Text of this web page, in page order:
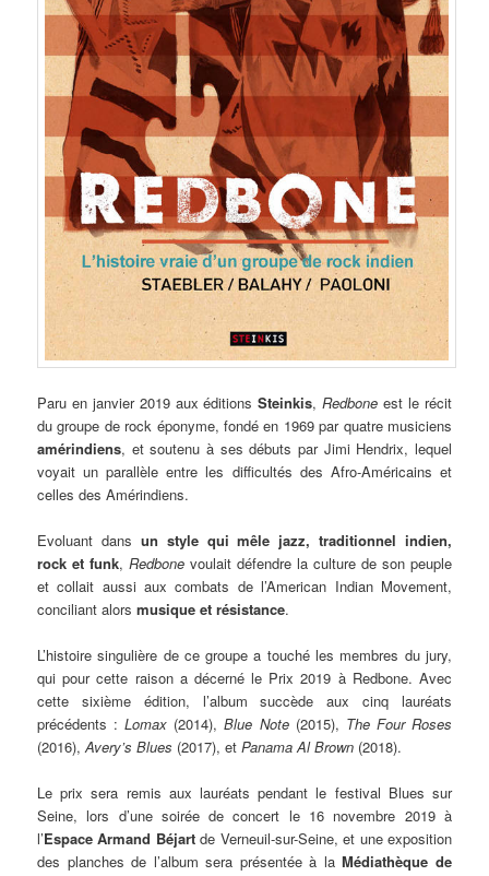
Paru en janvier 2019 aux éditionsSteinkis,Redbone est le récit
du groupe de rock éponyme, fondé en 1969 par quatre musiciens
amérindiens, et soutenu à ses débuts par Jimi Hendrix, lequel
voyait un parallèle entre les difficultés des Afro-Américains et
celles des Amérindiens.
Evoluant dans un style qui mêle jazz, traditionnel indien,
rock et funk,Redbone voulait défendre la culture de son peuple
et collait aussi aux combats de l’American Indian Movement,
conciliant alorsmusique et résistance.
L’histoire singulière de ce groupe a touché les membres du jury,
qui pour cette raison a décerné le Prix 2019 à Redbone. Avec
cette sixième édition, l’album succède aux cinq lauréats
précédents :Lomax (2014),Blue Note(2015), The Four Roses
(2016),Avery’s Blues (2017), etPanama Al Brown (2018).
Le prix sera remis aux lauréats pendant le festival Blues sur
Seine, lors d’une soirée de concert le 16 novembre 2019 à
l’Espace Armand Béjartde Verneuil-sur-Seine, et une exposition
des planches de l’album sera présentée à laMédiathèque de